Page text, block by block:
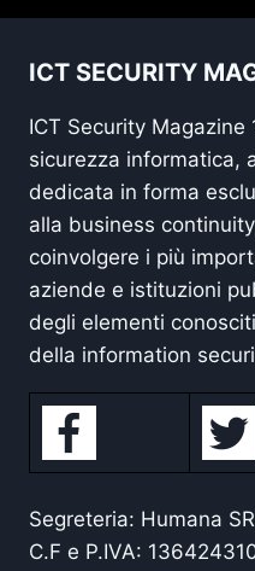
ICT SECURITY
ICT Security Magazine
sicurezza informatica,
dedicata in forma
alla business
coinvolgere i più
aziende e istituzioni
degli elementi
della information
Segreteria: Humana
C.F e P.IVA: